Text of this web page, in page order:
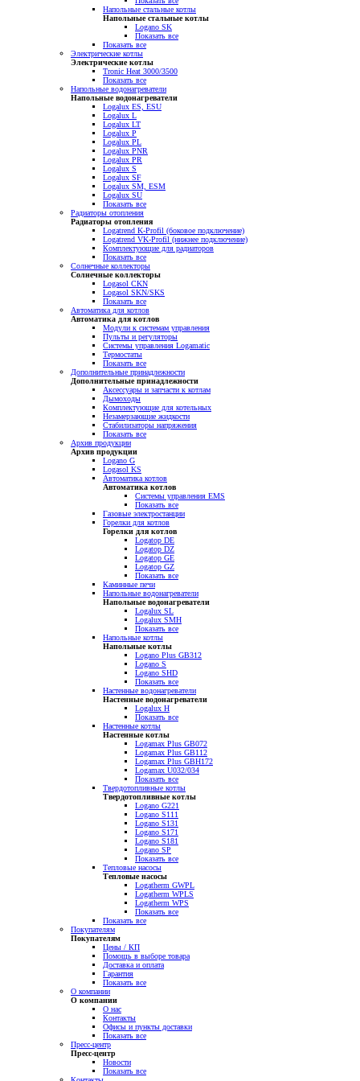
Напольные стальные котлы
Напольные стальные котлы
Logano SK
Показать все
Показать все
Электрические котлы
Электрические котлы
Tronic Heat 3000/3500
Показать все
Напольные водонагреватели
Напольные водонагреватели
Logalux ES, ESU
Logalux L
Logalux LT
Logalux P
Logalux PL
Logalux PNR
Logalux PR
Logalux S
Logalux SF
Logalux SM, ESM
Logalux SU
Показать все
Радиаторы отопления
Радиаторы отопления
Logatrend K-Profil (боковое подключение)
Logatrend VK-Profil (нижнее подключение)
Комплектующие для радиаторов
Показать все
Солнечные коллекторы
Солнечные коллекторы
Logasol CKN
Logasol SKN/SKS
Показать все
Автоматика для котлов
Автоматика для котлов
Модули к системам управления
Пульты и регуляторы
Системы управления Logamatic
Термостаты
Показать все
Дополнительные принадлежности
Дополнительные принадлежности
Аксессуары и запчасти к котлам
Дымоходы
Комплектующие для котельных
Незамерзающие жидкости
Стабилизаторы напряжения
Показать все
Архив продукции
Архив продукции
Logano G
Logasol KS
Автоматика котлов
Автоматика котлов
Системы управления EMS
Показать все
Газовые электростанции
Горелки для котлов
Горелки для котлов
Logatop DE
Logatop DZ
Logatop GE
Logatop GZ
Показать все
Каминные печи
Напольные водонагреватели
Напольные водонагреватели
Logalux SL
Logalux SMH
Показать все
Напольные котлы
Напольные котлы
Logano Plus GB312
Logano S
Logano SHD
Показать все
Настенные водонагреватели
Настенные водонагреватели
Logalux H
Показать все
Настенные котлы
Настенные котлы
Logamax Plus GB072
Logamax Plus GB112
Logamax Plus GBH172
Logamax U032/034
Показать все
Твердотопливные котлы
Твердотопливные котлы
Logano G221
Logano S111
Logano S131
Logano S171
Logano S181
Logano SP
Показать все
Тепловые насосы
Тепловые насосы
Logatherm GWPL
Logatherm WPLS
Logatherm WPS
Показать все
Показать все
Покупателям
Покупателям
Цены / КП
Помощь в выборе товара
Доставка и оплата
Гарантия
Показать все
О компании
О компании
О нас
Контакты
Офисы и пункты доставки
Показать все
Пресс-центр
Пресс-центр
Новости
Показать все